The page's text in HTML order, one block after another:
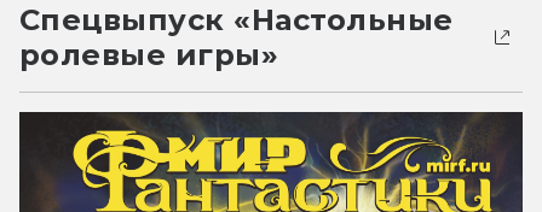
Спецвыпуск «Настольные
ролевые игры»